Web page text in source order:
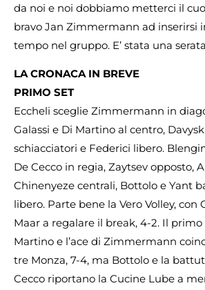
da noi e noi dobbiamo metterci il
bravo Jan Zimmermann ad inserirsi
tempo nel gruppo. E’ stata una
LA CRONACA IN BREVE
PRIMO SET
Eccheli sceglie Zimmermann in
Galassi e Di Martino al centro,
schiacciatori e Federici libero.
De Cecco in regia, Zaytsev opposto,
Chinenyeze centrali, Bottolo e Yant
libero. Parte bene la Vero Volley, con
Maar a regalare il break, 4-2. Il
Martino e l’ace di Zimmermann
tre Monza, 7-4, ma Bottolo e la
Cecco riportano la Cucine Lube a